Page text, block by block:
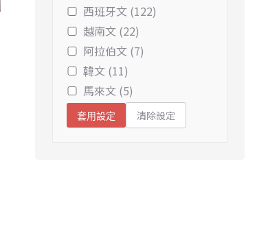
西班牙文 (122)
越南文 (22)
阿拉伯文 (7)
韓文 (11)
馬來文 (5)
套用設定 清除設定